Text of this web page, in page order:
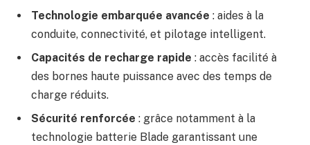
Technologie embarquée avancée : aides à la
conduite, connectivité, et pilotage intelligent.
Capacités de recharge rapide : accès facilité à
des bornes haute puissance avec des temps de
charge réduits.
Sécurité renforcée : grâce notamment à la
technologie batterie Blade garantissant une